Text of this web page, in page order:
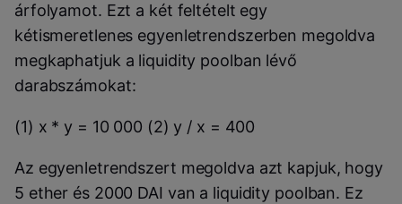
árfolyamot. Ezt a két feltételt egy
kétismeretlenes egyenletrendszerben megoldva
megkaphatjuk a liquidity poolban lévő
darabszámokat:
(1) x * y = 10 000 (2) y / x = 400
Az egyenletrendszert megoldva azt kapjuk, hogy
5 ether és 2000 DAI van a liquidity poolban. Ez